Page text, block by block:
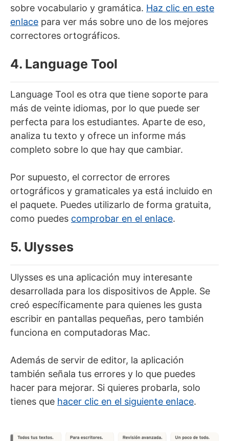
sobre vocabulario y gramática. Haz clic en este
enlace para ver más sobre uno de los mejores
correctores ortográficos.
4. Language Tool
Language Tool es otra que tiene soporte para
más de veinte idiomas, por lo que puede ser
perfecta para los estudiantes. Aparte de eso,
analiza tu texto y ofrece un informe más
completo sobre lo que hay que cambiar.
Por supuesto, el corrector de errores
ortográficos y gramaticales ya está incluido en
el paquete. Puedes utilizarlo de forma gratuita,
como puedes comprobar en el enlace.
5. Ulysses
Ulysses es una aplicación muy interesante
desarrollada para los dispositivos de Apple. Se
creó específicamente para quienes les gusta
escribir en pantallas pequeñas, pero también
funciona en computadoras Mac.
Además de servir de editor, la aplicación
también señala tus errores y lo que puedes
hacer para mejorar. Si quieres probarla, solo
tienes que hacer clic en el siguiente enlace.